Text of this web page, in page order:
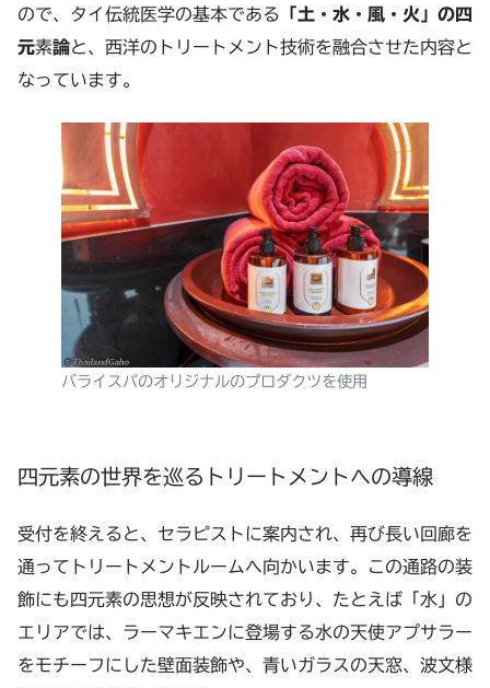
ので、タイ伝統医学の基本である 「土・水・風・火」の四
元素論と、西洋のトリートメント技術を融合させた内容と
なっています。
バライスパのオリジナルのプロダクツを使用
四元素の世界を巡るトリートメントへの導線
受付を終えると、セラピストに案内され、再び長い回廊を
通ってトリートメントルームへ向かいます。この通路の装
飾にも四元素の思想が反映されており、たとえば「水」の
エリアでは、ラーマキエンに登場する水の天使アプサラー
をモチーフにした壁面装飾や、青いガラスの天窓、波文様